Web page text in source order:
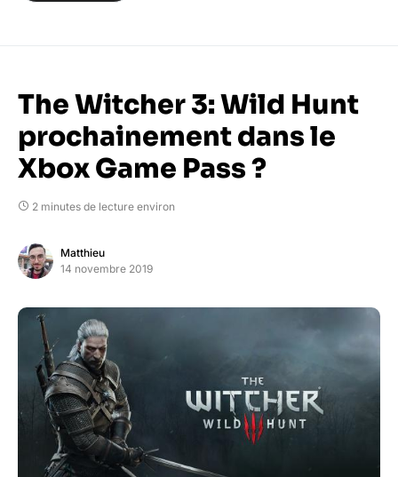
The Witcher 3: Wild Hunt
prochainement dans le
Xbox Game Pass ?
2 minutes de lecture environ
Matthieu
14 novembre 2019